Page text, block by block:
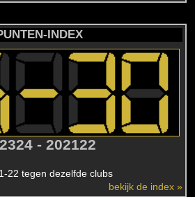
INDEX
- 202122
22 tegen dezelfde clubs
bekijk de index »